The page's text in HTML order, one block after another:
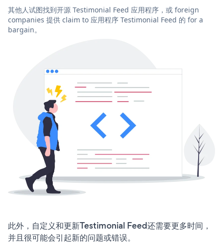
其他人试图找到开源 Testimonial Feed 应用程序，或 foreign
companies 提供 claim to 应用程序 Testimonial Feed 的 for a
bargain。
此外，自定义和更新Testimonial Feed还需要更多时间，
并且很可能会引起新的问题或错误。